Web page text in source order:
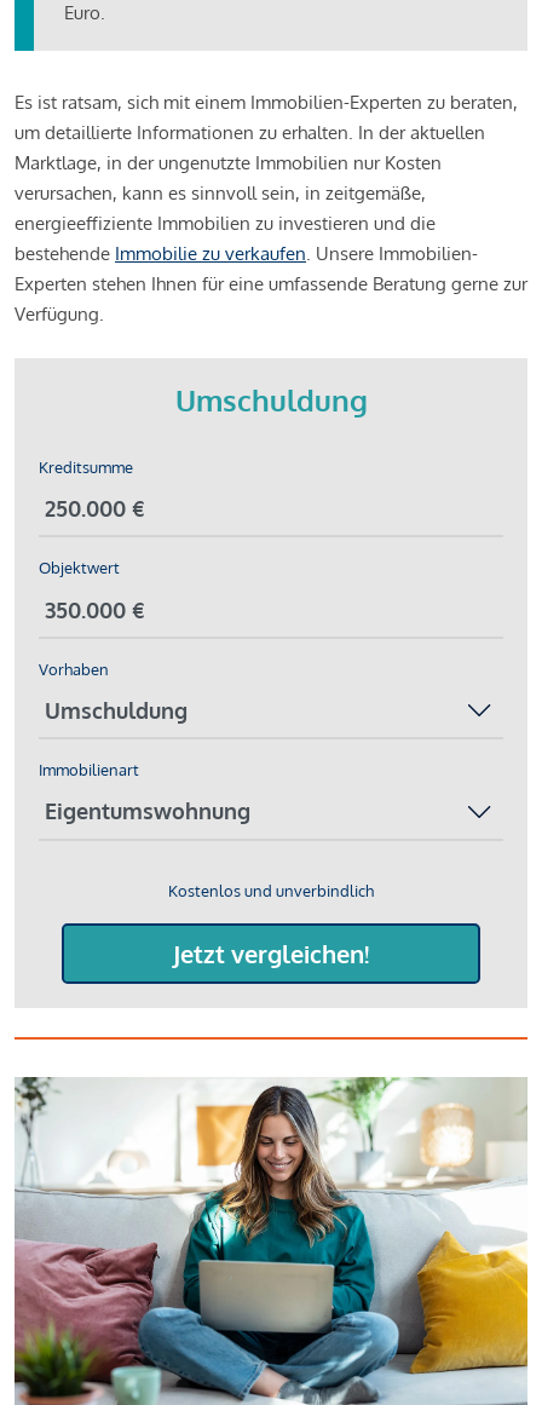
Euro.
Es ist ratsam, sich mit einem Immobilien-Experten zu beraten,
um detaillierte Informationen zu erhalten. In der aktuellen
Marktlage, in der ungenutzte Immobilien nur Kosten
verursachen, kann es sinnvoll sein, in zeitgemäße,
energieeffiziente Immobilien zu investieren und die
bestehende Immobilie zu verkaufen. Unsere Immobilien-
Experten stehen Ihnen für eine umfassende Beratung gerne zur
Verfügung.
Umschuldung
Kreditsumme
Objektwert
Vorhaben
Immobilienart
Kostenlos und unverbindlich
Jetzt vergleichen!